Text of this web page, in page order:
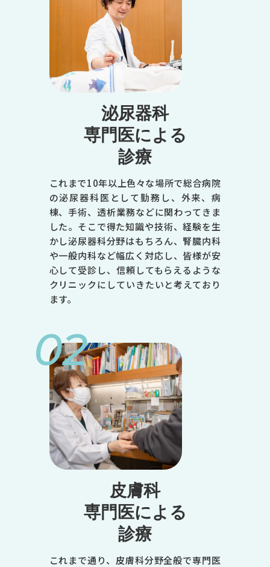
泌尿器科
専門医による
診療
これまで10年以上色々な場所で総合病院
の泌尿器科医として勤務し、外来、病
棟、手術、透析業務などに関わってきま
した。そこで得た知識や技術、経験を生
かし泌尿器科分野はもちろん、腎臓内科
や一般内科など幅広く対応し、皆様が安
心して受診し、信頼してもらえるような
クリニックにしていきたいと考えており
ます。
02
皮膚科
専門医による
診療
これまで通り、皮膚科分野全般で専門医